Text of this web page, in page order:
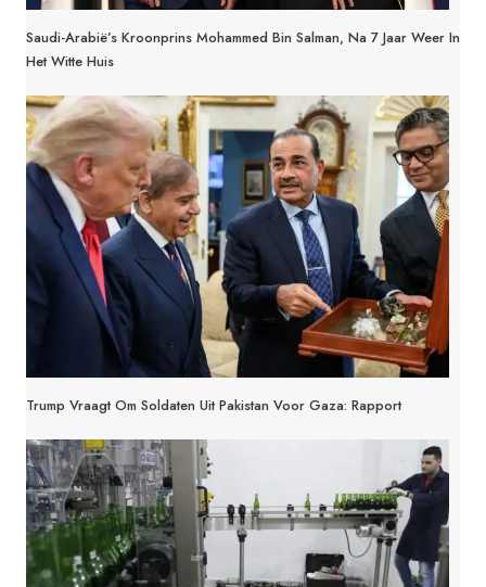
Saudi-Arabië’s Kroonprins Mohammed Bin Salman, Na 7 Jaar Weer In
Het Witte Huis
Trump Vraagt Om Soldaten Uit Pakistan Voor Gaza: Rapport